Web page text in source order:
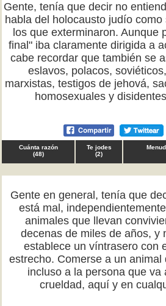
Gente, tenía que decir no
habla del holocausto judío
los que exterminaron. Aunque
final" iba claramente dirigida a
cabe recordar que también se
eslavos, polacos,
marxistas, testigos de jehová,
homosexuales y
Cuánta razón
(48)
Te jodes
(2)
Gente en general, tenía que
está mal,
animales que llevan
decenas de miles de años, y
establece un víntrasero con
estrecho. Comerse a un animal
incluso a la persona que va
crueldad, aquí y en